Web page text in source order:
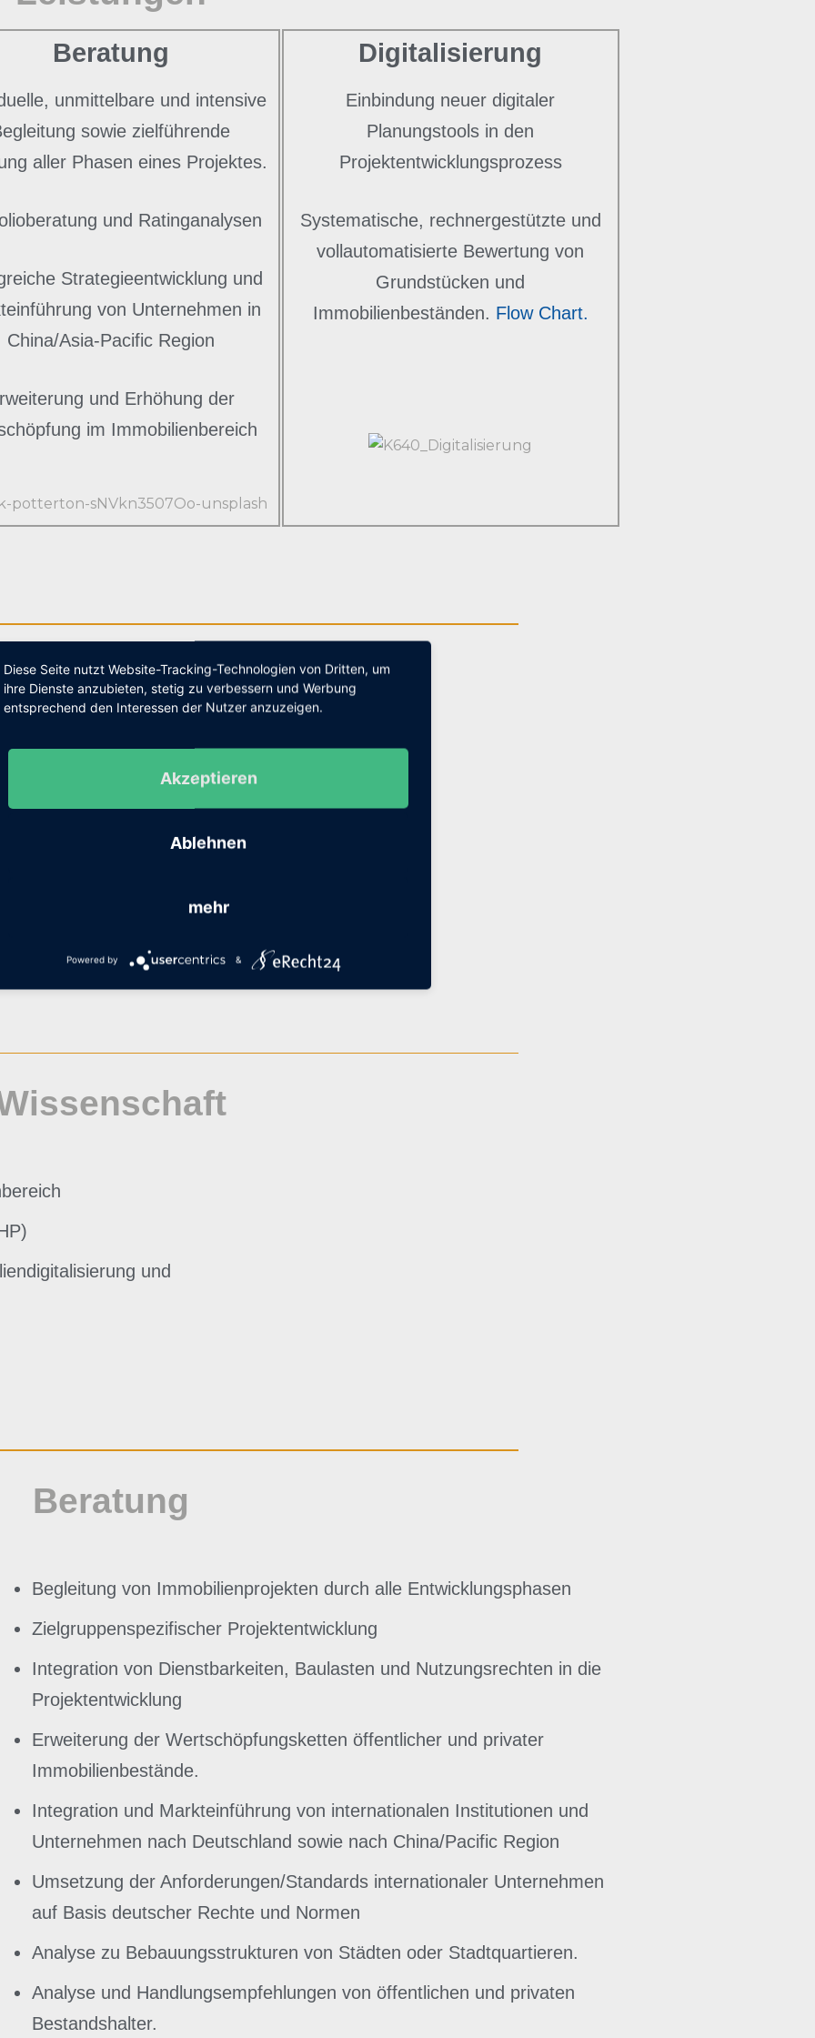
Beratung
unmittelbare und intensive
sowie zielführende
aller Phasen eines Projektes.
und Ratinganalysen
Strategieentwicklung und
von Unternehmen in
China/Asia-Pacific Region
und Erhöhung der
im Immobilienbereich
Digitalisierung
Einbindung neuer digitaler
Planungstools in den
Projektentwicklungsprozess
Systematische, rechnergestützte und
vollautomatisierte Bewertung von
Grundstücken und
Immobilienbeständen. Flow Chart.
und
Beratung
Begleitung von Immobilienprojekten durch alle Entwicklungsphasen
Zielgruppenspezifischer Projektentwicklung
Integration von Dienstbarkeiten, Baulasten und Nutzungsrechten in die
Projektentwicklung
Erweiterung der Wertschöpfungsketten öffentlicher und privater
Immobilienbestände.
Integration und Markteinführung von internationalen Institutionen und
Unternehmen nach Deutschland sowie nach China/Pacific Region
Umsetzung der Anforderungen/Standards internationaler Unternehmen
auf Basis deutscher Rechte und Normen
Analyse zu Bebauungsstrukturen von Städten oder Stadtquartieren.
Analyse und Handlungsempfehlungen von öffentlichen und privaten
Bestandshalter.
Diese Seite nutzt Website-Tracking-Technologien von Dritten, um
ihre Dienste anzubieten, stetig zu verbessern und Werbung
entsprechend den Interessen der Nutzer anzuzeigen.
Akzeptieren
Ablehnen
mehr
Powered by &